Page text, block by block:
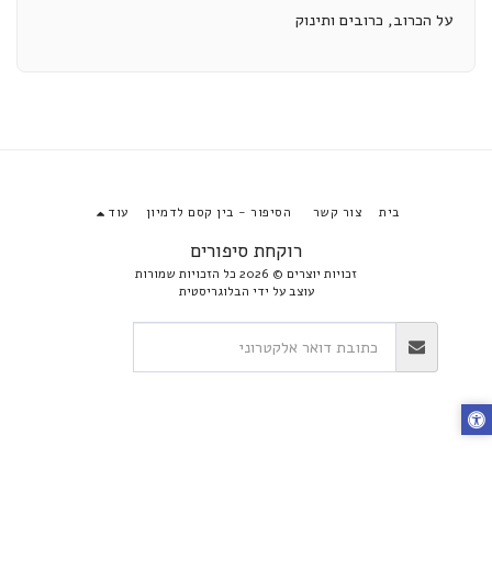
על הכרוב, כרובים ותינוק
רוקחת סיפורים
זכויות יוצרים © 2026 כל הזכויות שמורות
עוצב על ידי הבלוגריסטית
בית צור קשר הסיפור - בין קסם לדמיון עוד